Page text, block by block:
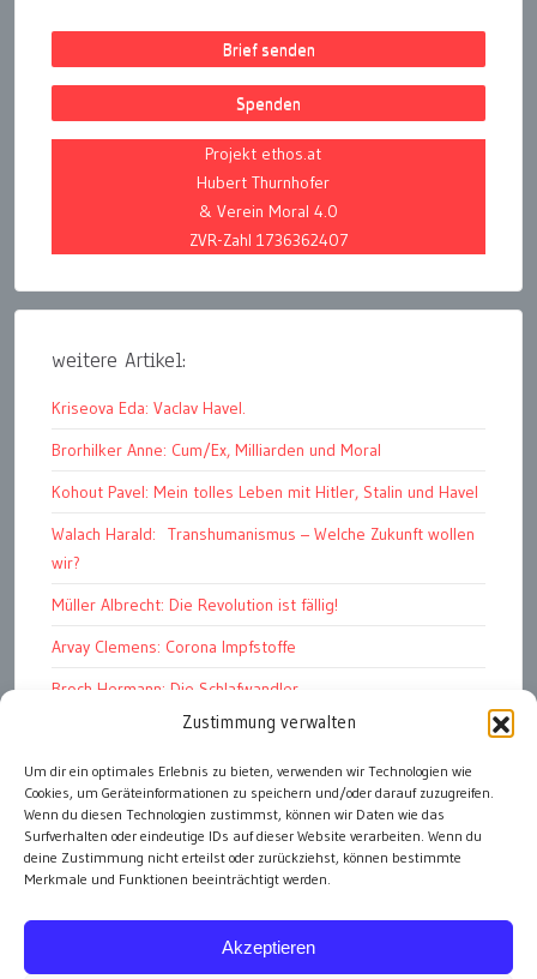
Zustimmung verwalten
Um dir ein optimales Erlebnis zu bieten, verwenden wir Technologien wie
Cookies, um Geräteinformationen zu speichern und/oder darauf zuzugreifen.
Wenn du diesen Technologien zustimmst, können wir Daten wie das
Surfverhalten oder eindeutige IDs auf dieser Website verarbeiten. Wenn du
deine Zustimmung nicht erteilst oder zurückziehst, können bestimmte
Merkmale und Funktionen beeinträchtigt werden.
Akzeptieren
Brief senden
Spenden
Projekt ethos.at
Hubert Thurnhofer
& Verein Moral 4.0
ZVR-Zahl 1736362407
weitere Artikel:
Kriseova Eda: Vaclav Havel.
Brorhilker Anne: Cum/Ex, Milliarden und Moral
Kohout Pavel: Mein tolles Leben mit Hitler, Stalin und Havel
Walach Harald: Transhumanismus – Welche Zukunft wollen
wir?
Müller Albrecht: Die Revolution ist fällig!
Arvay Clemens: Corona Impfstoffe
Broch Hermann: Die Schlafwandler
Kohout Pavel: Ende der Großen Ferien
Bonelli Raphael: Kopflos
Luczak Andreas: Deutschlands Energiewende
alle Artikel